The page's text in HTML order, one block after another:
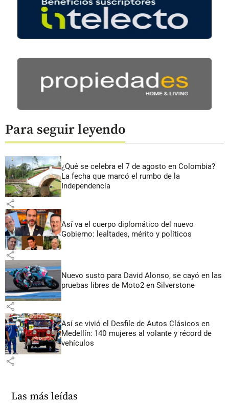
Para seguir leyendo
¿Qué se celebra el 7 de agosto en Colombia?
La fecha que marcó el rumbo de la
Independencia
share
Así va el cuerpo diplomático del nuevo
Gobierno: lealtades, mérito y políticos
share
Nuevo susto para David Alonso, se cayó en las
pruebas libres de Moto2 en Silverstone
share
Así se vivió el Desfile de Autos Clásicos en
Medellín: 140 mujeres al volante y récord de
vehículos
share
Las más leídas